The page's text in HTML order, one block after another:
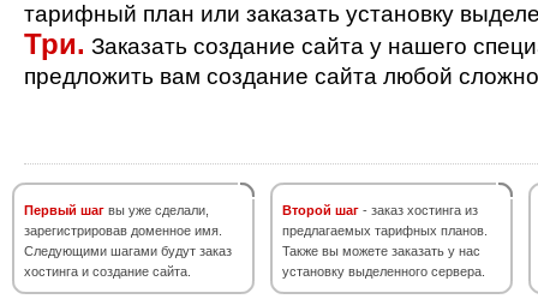
тарифный план или заказать установку
Три. Заказать создание сайта у нашего
предложить вам создание сайта любой
Первый шаг вы уже сделали,
зарегистрировав доменное имя.
Следующими шагами будут заказ
хостинга и создание сайта.
Второй шаг - заказ хостинга из
предлагаемых тарифных планов.
Также вы можете заказать у нас
установку выделенного сервера.